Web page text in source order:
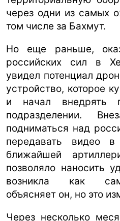
через одни из самых
том числе за Бахмут.
Но еще раньше,
российских сил в
увидел потенциал
устройство, которое
и начал внедрять
подразделении.
подниматься над
передавать видео
ближайшей
позволяло наносить
возникла как
объясняет он, но это
Через несколько